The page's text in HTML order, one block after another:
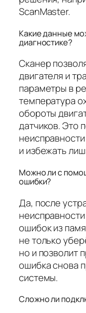
ScanMaster.
Какие данные
диагностике?
Сканер
двигателя и
параметры в
температура
обороты
датчиков. Это
и избежать
Можно ли с
ошибки?
Да, после
ошибок из
не только
но и позволит
ошибка снова
системы.
Сложно ли